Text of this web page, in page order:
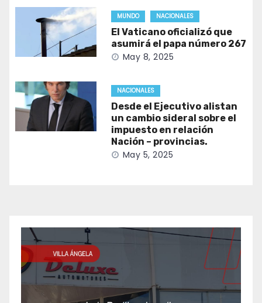
MUNDO NACIONALES
El Vaticano oficializó que
asumirá el papa número 267
May 8, 2025
NACIONALES
Desde el Ejecutivo alistan
un cambio sideral sobre el
impuesto en relación
Nación – provincias.
May 5, 2025